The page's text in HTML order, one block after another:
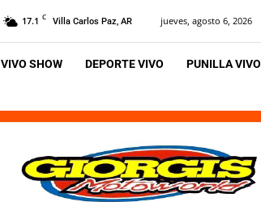
17.1 C Villa Carlos Paz, AR jueves, agosto 6, 2026
VIVO SHOW DEPORTE VIVO PUNILLA VIVO